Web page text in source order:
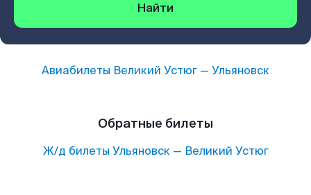
Найти
Авиабилеты Великий Устюг — Ульяновск
Обратные билеты
Ж/д билеты Ульяновск— Великий Устюг